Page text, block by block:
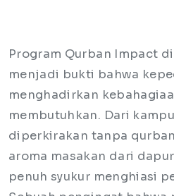
Program Qurban Impact
menjadi bukti bahwa
menghadirkan
membutuhkan. Dari
diperkirakan tanpa
aroma masakan dari
penuh syukur menghiasi